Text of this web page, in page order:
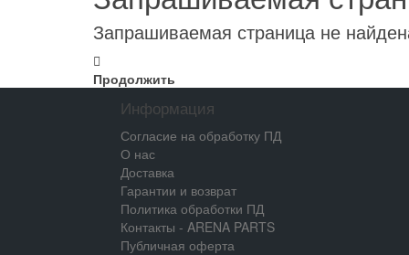
Запрашиваемая страница не
Продолжить
Информация
Согласие на обработку ПД
О нас
Доставка
Гарантии и возврат
Политика обработки ПД
Контакты - ARENA PARTS
Публичная оферта